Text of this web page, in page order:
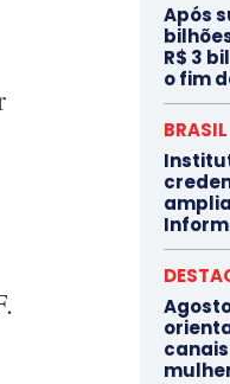
Após
R$ 3
o fim
BRASIL